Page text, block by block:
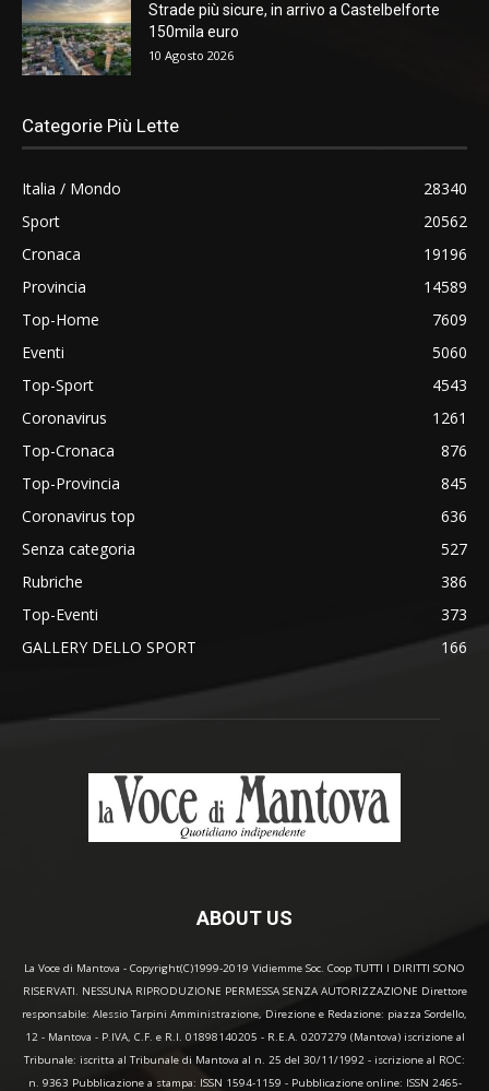
Strade più sicure, in arrivo a Castelbelforte
150mila euro
10 Agosto 2026
Categorie Più Lette
Italia / Mondo
28340
Sport
20562
Cronaca
19196
Provincia
14589
Top-Home
7609
Eventi
5060
Top-Sport
4543
Coronavirus
1261
Top-Cronaca
876
Top-Provincia
845
Coronavirus top
636
Senza categoria
527
Rubriche
386
Top-Eventi
373
GALLERY DELLO SPORT
166
ABOUT US
La Voce di Mantova - Copyright(C)1999-2019 Vidiemme Soc. Coop TUTTI I DIRITTI SONO
RISERVATI. NESSUNA RIPRODUZIONE PERMESSA SENZA AUTORIZZAZIONE Direttore
responsabile: Alessio Tarpini Amministrazione, Direzione e Redazione: piazza Sordello,
12 - Mantova - P.IVA, C.F. e R.I. 01898140205 - R.E.A. 0207279 (Mantova) iscrizione al
Tribunale: iscritta al Tribunale di Mantova al n. 25 del 30/11/1992 - iscrizione al ROC:
n. 9363 Pubblicazione a stampa: ISSN 1594-1159 - Pubblicazione online: ISSN 2465-